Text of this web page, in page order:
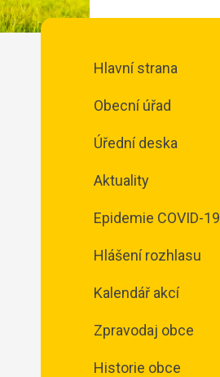
Hlavní strana
Obecní úřad
Úřední deska
Aktuality
Epidemie COVID-19
Hlášení rozhlasu
Kalendář akcí
Zpravodaj obce
Historie obce